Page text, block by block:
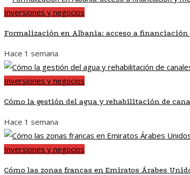
Inversiones y negocios
Formalización en Albania: acceso a
Hace 1 semana
Inversiones y negocios
Cómo la gestión del agua y rehabilitación de
Hace 1 semana
Inversiones y negocios
Cómo las zonas francas en Emiratos Árabes